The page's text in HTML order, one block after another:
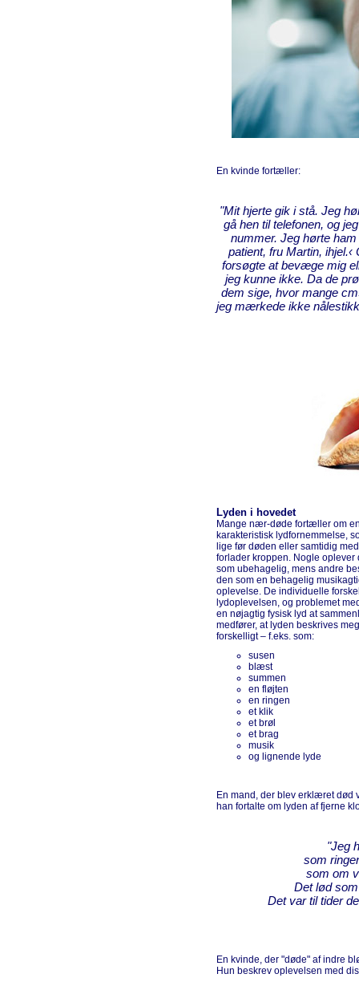
En kvinde fortæller:
"Mit hjerte gik i stå. Jeg
gå hen til telefonen, og
nummer. Jeg hørte
patient, fru Martin,
forsøgte at bevæge mig
jeg kunne ikke. Da de
dem sige, hvor mange
jeg mærkede ikke
Lyden i hovedet
Mange nær-døde fortæller om
karakteristisk lydfornemmelse,
lige før døden eller samtidig
forlader kroppen. Nogle oplever
som ubehagelig, mens andre
den som en behagelig
oplevelse. De individuelle
lydoplevelsen, og problemet
en nøjagtig fysisk lyd at
medfører, at lyden beskrives
forskelligt – f.eks. som:
susen
blæst
summen
en fløjten
en ringen
et klik
et brøl
et brag
musik
og lignende lyde
En mand, der blev erklæret død
han fortalte om lyden af fjerne
"Jeg
som
som om
Det lød
Det var til tider
En kvinde, der "døde" af indre
Hun beskrev oplevelsen med